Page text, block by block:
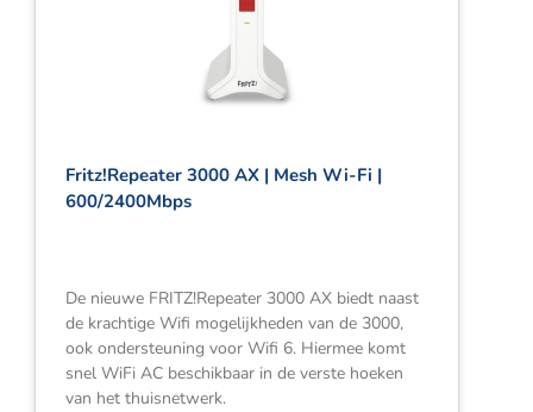
Fritz!Repeater 3000 AX | Mesh Wi-Fi |
600/2400Mbps
De nieuwe FRITZ!Repeater 3000 AX biedt naast
de krachtige Wifi mogelijkheden van de 3000,
ook ondersteuning voor Wifi 6. Hiermee komt
snel WiFi AC beschikbaar in de verste hoeken
van het thuisnetwerk.